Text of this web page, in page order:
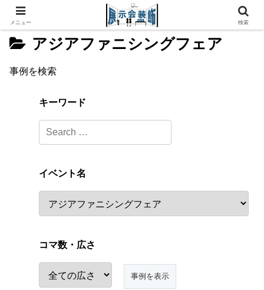
アジアファニシングフェア
事例を検索
キーワード
イベント名
コマ数・広さ
メニュー 検索